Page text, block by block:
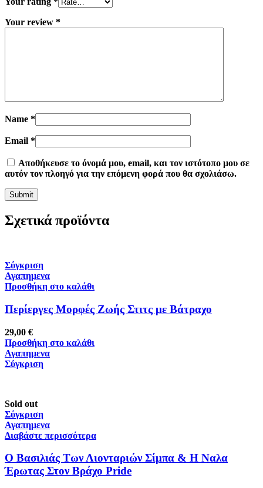
Your review *
Name *
Email *
Αποθήκευσε το όνομά μου, email, και τον ιστότοπο μου σε
αυτόν τον πλοηγό για την επόμενη φορά που θα σχολιάσω.
Σχετικά προϊόντα
Σύγκριση
Αγαπημενα
Προσθήκη στο καλάθι
Περίεργες Μορφές Ζωής Στιτς με Βάτραχο
29,00 €
Προσθήκη στο καλάθι
Αγαπημενα
Σύγκριση
Sold out
Σύγκριση
Αγαπημενα
Διαβάστε περισσότερα
Ο Βασιλιάς Των Λιονταριών Σίμπα & H Ναλα
Έρωτας Στον Βράχο Pride